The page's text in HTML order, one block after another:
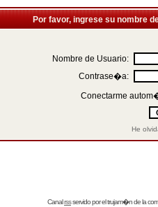
Por favor, ingrese su nombre
Nombre de Usuario:
Contrase�a:
Conectarme
He
Canalrssservido por eltrujam�nde la